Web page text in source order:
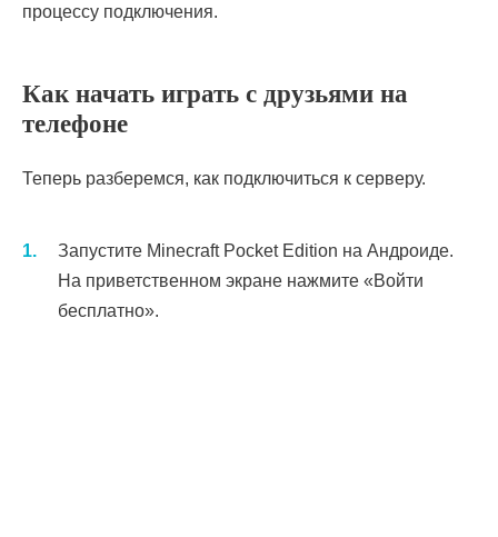
процессу подключения.
Как начать играть с друзьями на
телефоне
Теперь разберемся, как подключиться к серверу.
Запустите Minecraft Pocket Edition на Андроиде.
На приветственном экране нажмите «Войти
бесплатно».